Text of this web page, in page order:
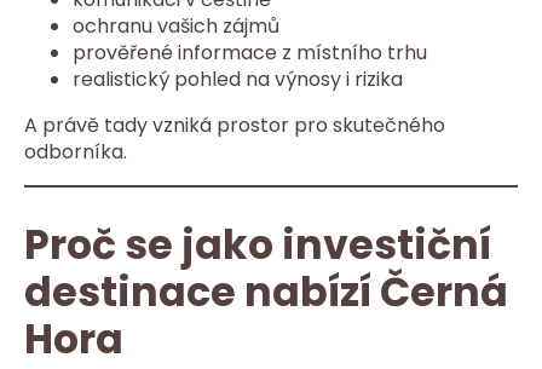
ochranu vašich zájmů
prověřené informace z místního trhu
realistický pohled na výnosy i rizika
A právě tady vzniká prostor pro skutečného
odborníka.
Proč se jako investiční
destinace nabízí Černá
Hora